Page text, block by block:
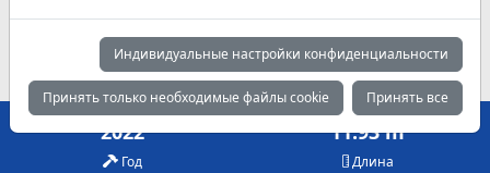
1,020 € 1,020 € 1,020 €
2022
Год
11.93 m
Длина
Индивидуальные настройки конфиденциальности
Принять только необходимые файлы cookie Принять все